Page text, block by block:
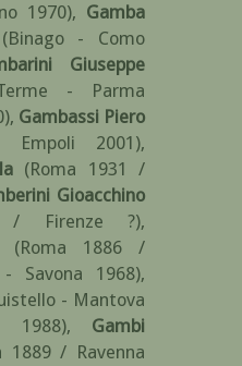
1970), Gamba
(Binago - Como
Giuseppe
- Parma
, Gambassi Piero
2001),
(Roma 1931 /
Gioacchino
/ Firenze ?),
(Roma 1886 /
Savona 1968),
- Mantova
1988), Gambi
1889 / Ravenna